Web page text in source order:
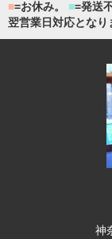
■=お休み。 ■=発送
翌営業日対応となり
神